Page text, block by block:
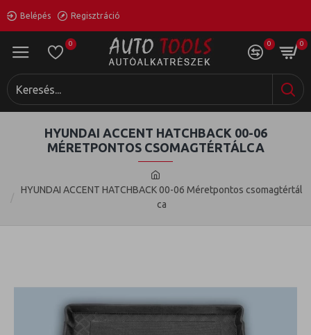
Belépés Regisztráció
0 0 0
HYUNDAI ACCENT HATCHBACK 00-06 Méretpontos csomagtértál
ca
HYUNDAI ACCENT HATCHBACK 00-06
MÉRETPONTOS CSOMAGTÉRTÁLCA